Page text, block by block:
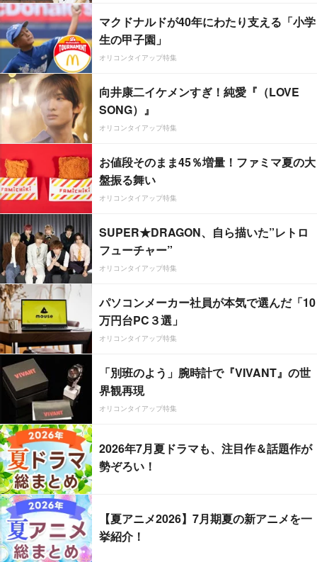
マクドナルドが40年にわたり支える「小学
生の甲子園」
オリコンタイアップ特集
向井康二イケメンすぎ！純愛『（LOVE
SONG）』
オリコンタイアップ特集
お値段そのまま45％増量！ファミマ夏の大
盤振る舞い
オリコンタイアップ特集
SUPER★DRAGON、自ら描いた”レトロ
フューチャー”
オリコンタイアップ特集
パソコンメーカー社員が本気で選んだ「10
万円台PC３選」
オリコンタイアップ特集
「別班のよう」腕時計で『VIVANT』の世
界観再現
オリコンタイアップ特集
2026年7月夏ドラマも、注目作＆話題作が
勢ぞろい！
【夏アニメ2026】7月期夏の新アニメを一
挙紹介！